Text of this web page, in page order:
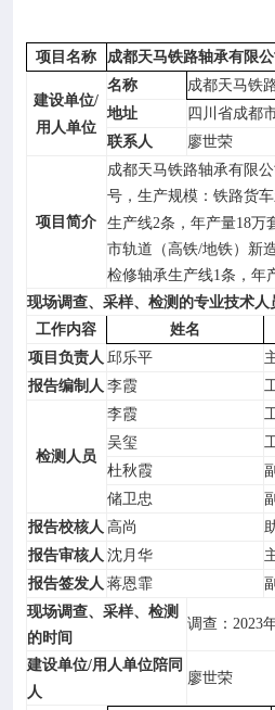
科普园地
在线互动
项目名称 成都天马铁路轴承有限公
建设单位/
用人单位
名称 成都天马铁
地址
四川省成都
联系人
廖世荣
项目简介
成都天马铁路轴承有限公
号， 生产规模： 铁路货
生产线2条，年产量18万
市轨道（高铁/地铁）新
检修轴承生产线1条，年
现场调查、采样、检测的专业技术人
工作内容
姓名
项目负责人 邱乐平
报告编制人 李霞
检测人员
李霞
吴玺
杜秋霞
储卫忠
报告校核人 高尚
报告审核人 沈月华
报告签发人 蒋恩霏
现场调查、采样、检测
的时间
调查： 2023
建设单位/用人单位陪同
人
廖世荣